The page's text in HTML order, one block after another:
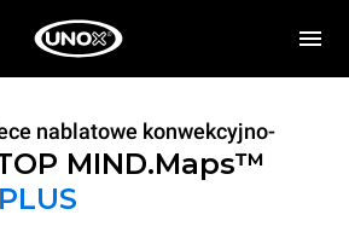
nablatowe konwekcyjno-
MIND.Maps™
PLUS